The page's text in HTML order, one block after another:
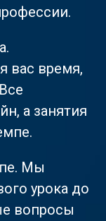
вас время,
а занятия
Мы
урока до
вопросы